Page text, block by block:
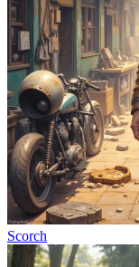
Scorch